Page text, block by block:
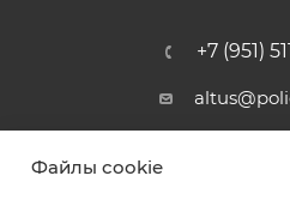
+7 (951)
Ростовская
Файлы cookie